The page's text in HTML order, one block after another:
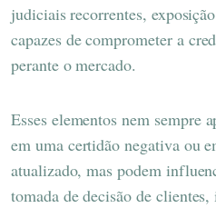
judiciais recorrentes,
capazes de comprometer a
perante o mercado.
Esses elementos nem sempre
em uma certidão negativa ou
atualizado, mas podem
tomada de decisão de